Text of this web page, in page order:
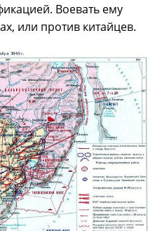
Воевать ему
или против китайцев.